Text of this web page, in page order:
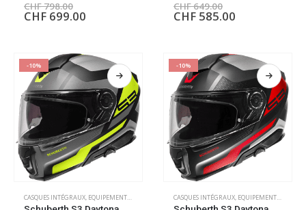
CHF798.00
CHF 699.00
CHF649.00
CHF 585.00
-10%
CASQUES INTÉGRAUX, EQUIPEMENT PILOTE
-10%
CASQUES INTÉGRAUX, EQUIPEMENT PILOTE